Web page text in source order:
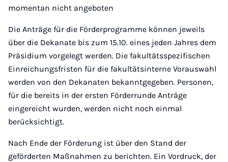
momentan nicht angeboten
Die Anträge für die Förderprogramme können jeweils
über die Dekanate bis zum 15.10. eines jeden Jahres dem
Präsidium vorgelegt werden. Die fakultätsspezifischen
Einreichungsfristen für die fakultätsinterne Vorauswahl
werden von den Dekanaten bekanntgegeben. Personen,
für die bereits in der ersten Förderrunde Anträge
eingereicht wurden, werden nicht noch einmal
berücksichtigt.
Nach Ende der Förderung ist über den Stand der
geförderten Maßnahmen zu berichten. Ein Vordruck, der